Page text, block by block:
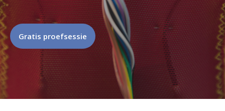
Gratis proefsessie